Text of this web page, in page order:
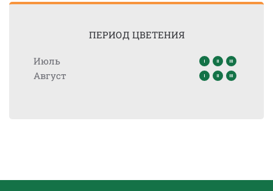
ПЕРИОД ЦВЕТЕНИЯ
Июль
Август